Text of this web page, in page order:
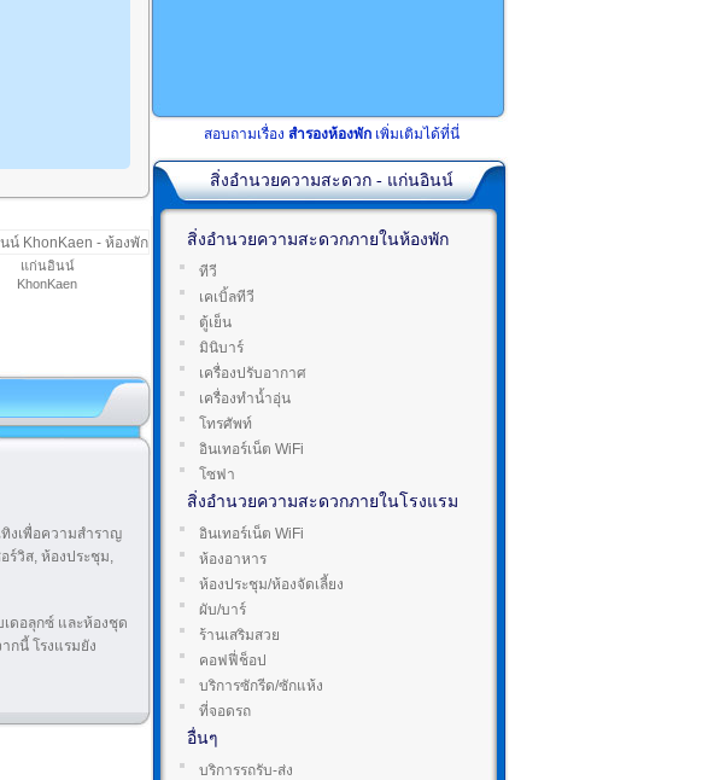
แก่นอินน์
KhonKaen
งเพื่อความสำราญ
ร์วิส, ห้องประชุม,
ดอลุกซ์ และห้องชุด
กนี้ โรงแรมยัง
สอบถามเรื่อง สำรองห้องพัก เพิ่มเติมได้ที่นี่
สิ่งอำนวยความสะดวก - แก่นอินน์
สิ่งอำนวยความสะดวกภายในห้องพัก
ทีวี
เคเบิ้ลทีวี
ตู้เย็น
มินิบาร์
เครื่องปรับอากาศ
เครื่องทำน้ำอุ่น
โทรศัพท์
อินเทอร์เน็ต WiFi
โซฟา
สิ่งอำนวยความสะดวกภายในโรงแรม
อินเทอร์เน็ต WiFi
ห้องอาหาร
ห้องประชุม/ห้องจัดเลี้ยง
ผับ/บาร์
ร้านเสริมสวย
คอฟฟี่ช็อป
บริการซักรีด/ซักแห้ง
ที่จอดรถ
อื่นๆ
บริการรถรับ-ส่ง